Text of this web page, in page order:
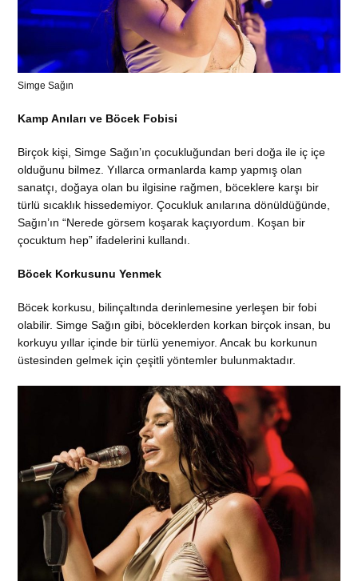
Simge Sağın
Kamp Anıları ve Böcek Fobisi
Birçok kişi, Simge Sağın’ın çocukluğundan beri doğa ile iç içe
olduğunu bilmez. Yıllarca ormanlarda kamp yapmış olan
sanatçı, doğaya olan bu ilgisine rağmen, böceklere karşı bir
türlü sıcaklık hissedemiyor. Çocukluk anılarına dönüldüğünde,
Sağın’ın “Nerede görsem koşarak kaçıyordum. Koşan bir
çocuktum hep” ifadelerini kullandı.
Böcek Korkusunu Yenmek
Böcek korkusu, bilinçaltında derinlemesine yerleşen bir fobi
olabilir. Simge Sağın gibi, böceklerden korkan birçok insan, bu
korkuyu yıllar içinde bir türlü yenemiyor. Ancak bu korkunun
üstesinden gelmek için çeşitli yöntemler bulunmaktadır.